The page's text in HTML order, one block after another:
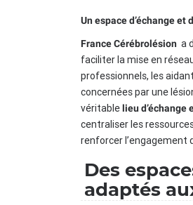
Un espace d’échange et
France Cérébrolésion a
faciliter la mise en
professionnels, les
concernées par une
véritable lieu d’échange
centraliser les
renforcer
Des
adaptés